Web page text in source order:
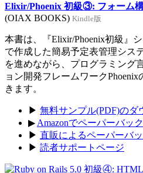
Elixir/Phoenix 初級③: フォーム
(OIAX BOOKS) Kindle版
本書は、『Elixir/Phoenix初級』
で作成した簡易予定表管理シス
を進めながら、プログラミング
ョン開発フレームワーク
きます。
▶ 無料サンプル(PDF)のダ
▶ Amazonでペーパーバッ
▶ 直販によるペーパーバ
▶ 読者サポートページ